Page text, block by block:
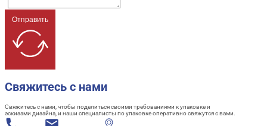
Отправить
Свяжитесь с нами
Свяжитесь с нами, чтобы поделиться своими требованиями к упаковке и
эскизами дизайна, и наши специалисты по упаковке оперативно свяжутся с вами.